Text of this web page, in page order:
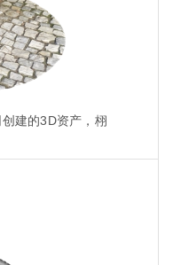
建的3D资产，栩